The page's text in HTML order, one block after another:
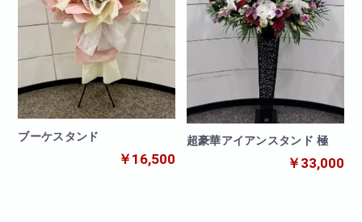
ブーケスタンド
￥16,500
超豪華アイアンスタンド 極
￥33,000